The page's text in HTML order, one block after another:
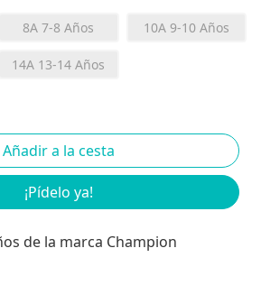
8A 7-8 Años 10A 9-10 Años
14A 13-14 Años
¡Pídelo ya!
de la marca Champion